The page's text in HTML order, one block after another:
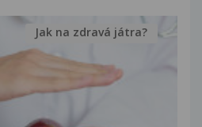
Jak na zdravá játra?